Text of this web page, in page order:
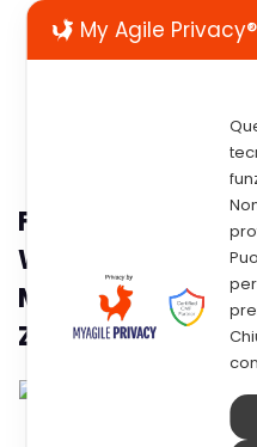
Fatturazione
Workshop Presso
Milano Tenuto
Zanini
My Agile Privacy®